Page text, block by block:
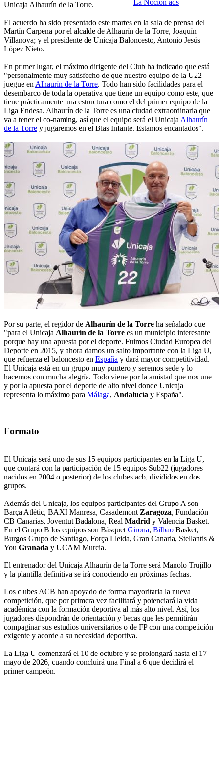
La Noción ads
Unicaja Alhaurín de la Torre.
El acuerdo ha sido presentado este martes en la sala de prensa del
Martín Carpena por el alcalde de Alhaurín de la Torre, Joaquín
Villanova; y el presidente de Unicaja Baloncesto, Antonio Jesús
López Nieto.
En primer lugar, el máximo dirigente del Club ha indicado que está
"personalmente muy satisfecho de que nuestro equipo de la U22
juegue en Alhaurín de la Torre. Todo han sido facilidades para el
desembarco de toda la operativa que tiene un equipo como este, que
tiene prácticamente una estructura como el del primer equipo de la
Liga Endesa. Alhaurín de la Torre es una ciudad extraordinaria que
va a tener el co-naming, así que el equipo será el Unicaja Alhaurín
de la Torre y jugaremos en el Blas Infante. Estamos encantados".
Por su parte, el regidor de Alhaurín de la Torre ha señalado que
"para el Unicaja Alhaurín de la Torre es un municipio interesante
porque hay una apuesta por el deporte. Fuimos Ciudad Europea del
Deporte en 2015, y ahora damos un salto importante con la Liga U,
que refuerza el baloncesto en España y dará mayor competitividad.
El Unicaja está en un grupo muy puntero y seremos sede y lo
hacemos con mucha alegría. Todo viene por la amistad que nos une
y por la apuesta por el deporte de alto nivel donde Unicaja
representa lo máximo para Málaga, Andalucía y España".
Formato
El Unicaja será uno de sus 15 equipos participantes en la Liga U,
que contará con la participación de 15 equipos Sub22 (jugadores
nacidos en 2004 o posterior) de los clubes acb, divididos en dos
grupos.
Además del Unicaja, los equipos participantes del Grupo A son
Barça Atlètic, BAXI Manresa, Casademont Zaragoza, Fundación
CB Canarias, Joventut Badalona, Real Madrid y Valencia Basket.
En el Grupo B los equipos son Bàsquet Girona, Bilbao Basket,
Burgos Grupo de Santiago, Força Lleida, Gran Canaria, Stellantis &
You Granada y UCAM Murcia.
El entrenador del Unicaja Alhaurín de la Torre será Manolo Trujillo
y la plantilla definitiva se irá conociendo en próximas fechas.
Los clubes ACB han apoyado de forma mayoritaria la nueva
competición, que por primera vez facilitará y potenciará la vida
académica con la formación deportiva al más alto nivel. Así, los
jugadores dispondrán de orientación y becas que les permitirán
compaginar sus estudios universitarios o de FP con una competición
exigente y acorde a su necesidad deportiva.
La Liga U comenzará el 10 de octubre y se prolongará hasta el 17
mayo de 2026, cuando concluirá una Final a 6 que decidirá el
primer campeón.